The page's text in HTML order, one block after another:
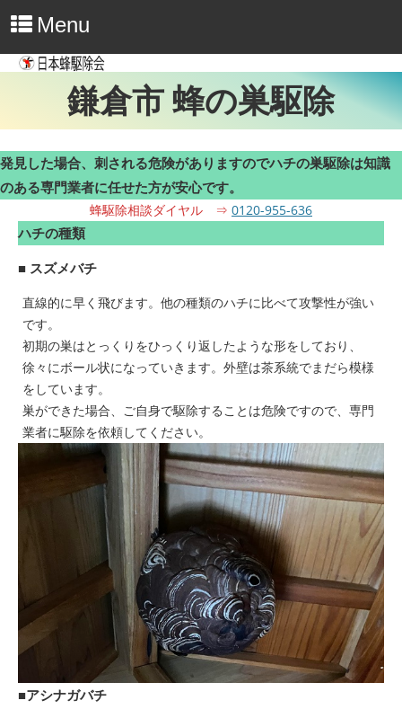
Menu
鎌倉市 蜂の巣駆除
発見した場合、刺される危険がありますのでハチの巣駆除は知識
のある専門業者に任せた方が安心です。
蜂駆除相談ダイヤル ⇒ 0120-955-636
ハチの種類
■ スズメバチ
直線的に早く飛びます。他の種類のハチに比べて攻撃性が強い
です。
初期の巣はとっくりをひっくり返したような形をしており、
徐々にボール状になっていきます。外壁は茶系統でまだら模様
をしています。
巣ができた場合、ご自身で駆除することは危険ですので、専門
業者に駆除を依頼してください。
■アシナガバチ